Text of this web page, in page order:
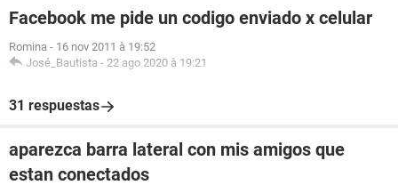
Facebook me pide un codigo enviado x celular
Romina - 16 nov 2011 à 19:52
José_Bautista - 22 ago 2020 à 19:21
31 respuestas
aparezca barra lateral con mis amigos que
estan conectados